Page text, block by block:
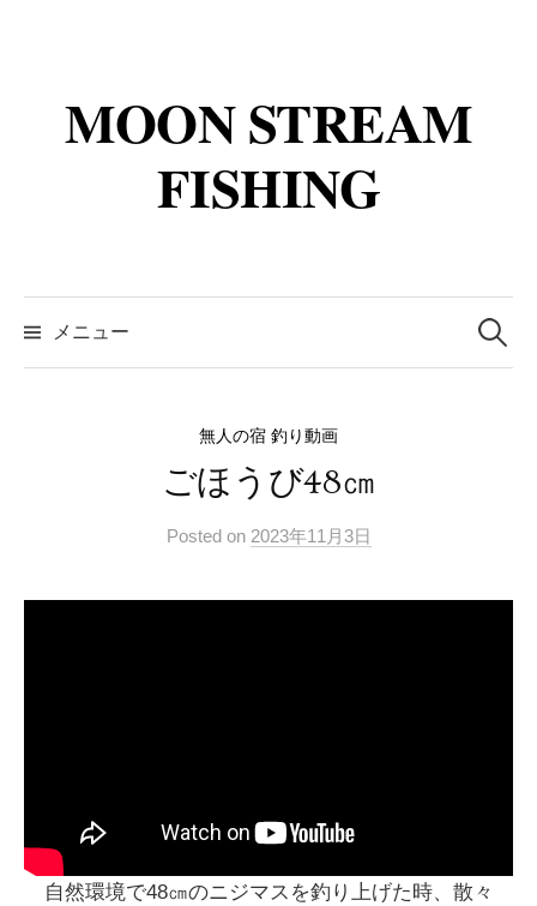
MOON STREAM
FISHING
メニュー
索:
無人の宿 釣り動画
ごほうび48㎝
Posted on 2023年11月3日
自然環境で48㎝のニジマスを釣り上げた時、散々